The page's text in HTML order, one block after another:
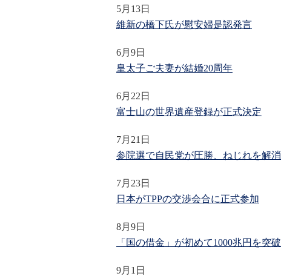
5月13日
維新の橋下氏が慰安婦是認発言
6月9日
皇太子ご夫妻が結婚20周年
6月22日
富士山の世界遺産登録が正式決定
7月21日
参院選で自民党が圧勝、ねじれを解消
7月23日
日本がTPPの交渉会合に正式参加
8月9日
「国の借金」が初めて1000兆円を突破
9月1日